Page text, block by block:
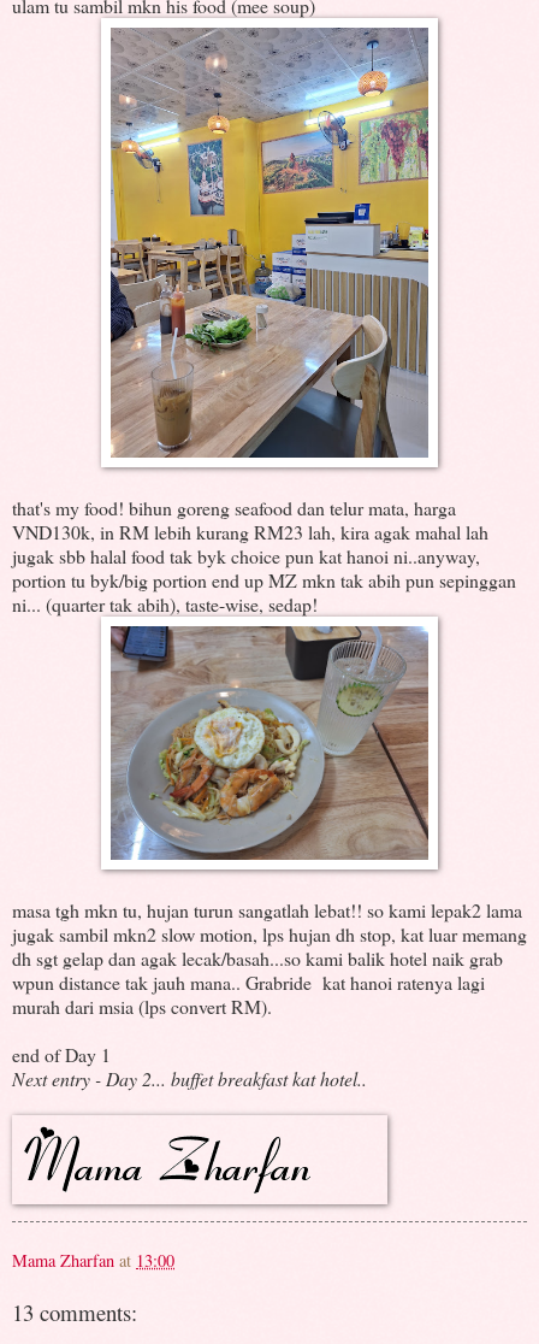
ulam tu sambil mkn his food (mee soup)
that's my food! bihun goreng seafood dan telur mata, harga
VND130k, in RM lebih kurang RM23 lah, kira agak mahal lah
jugak sbb halal food tak byk choice pun kat hanoi ni..anyway,
portion tu byk/big portion end up MZ mkn tak abih pun sepinggan
ni... (quarter tak abih), taste-wise, sedap!
masa tgh mkn tu, hujan turun sangatlah lebat!! so kami lepak2 lama
jugak sambil mkn2 slow motion, lps hujan dh stop, kat luar memang
dh sgt gelap dan agak lecak/basah...so kami balik hotel naik grab
wpun distance tak jauh mana.. Grabride kat hanoi ratenya lagi
murah dari msia (lps convert RM).
end of Day 1
Next entry - Day 2... buffet breakfast kat hotel..
Mama Zharfan at 13:00
13 comments: